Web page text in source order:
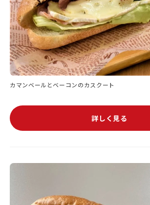
カマンベールとベーコンのカスクート
詳しく見る